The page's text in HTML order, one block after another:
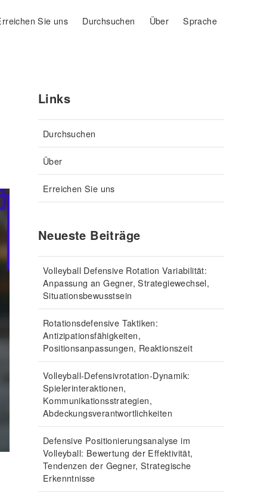
Sie uns Durchsuchen Über Sprache
Links
Durchsuchen
Über
Erreichen Sie uns
Neueste Beiträge
Volleyball Defensive Rotation Variabilität:
Anpassung an Gegner, Strategiewechsel,
Situationsbewusstsein
Rotationsdefensive Taktiken:
Antizipationsfähigkeiten,
Positionsanpassungen, Reaktionszeit
Volleyball-Defensivrotation-Dynamik:
Spielerinteraktionen,
Kommunikationsstrategien,
Abdeckungsverantwortlichkeiten
Defensive Positionierungsanalyse im
Volleyball: Bewertung der Effektivität,
Tendenzen der Gegner, Strategische
Erkenntnisse